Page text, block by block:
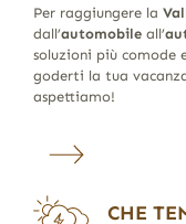
Per raggiungere la
dall’automobileall’
soluzioni più comode
goderti la tua
aspettiamo!
CHE